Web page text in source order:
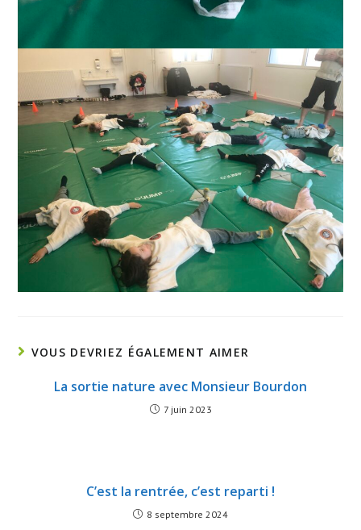
VOUS DEVRIEZ ÉGALEMENT AIMER
La sortie nature avec Monsieur Bourdon
7 juin 2023
C’est la rentrée, c’est reparti !
8 septembre 2024